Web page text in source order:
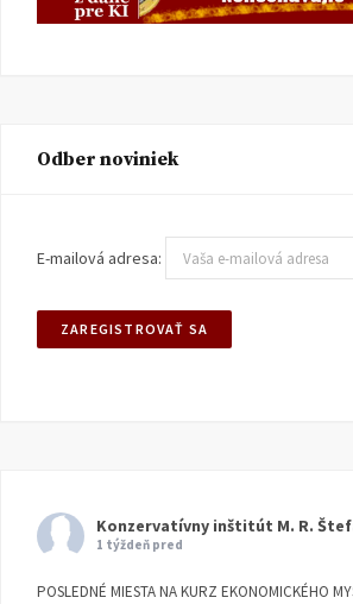
Odber noviniek
E-mailová adresa:
Konzervatívny inštitút M. R.
1 týždeň pred
POSLEDNÉ MIESTA NA KURZ EKONOMICKÉHO